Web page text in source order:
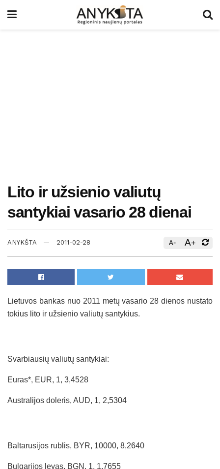
Lito ir užsienio valiutų
santykiai vasario 28 dienai
ANYKŠTA 2011-02-28 A- A+
Lietuvos bankas nuo 2011 metų vasario 28 dienos nustato
tokius lito ir užsienio valiutų santykius.
Svarbiausių valiutų santykiai:
Euras*, EUR, 1, 3,4528
Australijos doleris, AUD, 1, 2,5304
Baltarusijos rublis, BYR, 10000, 8,2640
Bulgarijos levas, BGN, 1, 1,7655